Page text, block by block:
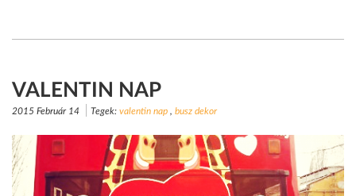
VALENTIN NAP
2015 Február 14 Tegek: valentin nap , busz dekor